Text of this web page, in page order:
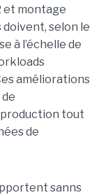
et montage
doivent, selon le
à l’échelle de
améliorations
tout
de
sanns